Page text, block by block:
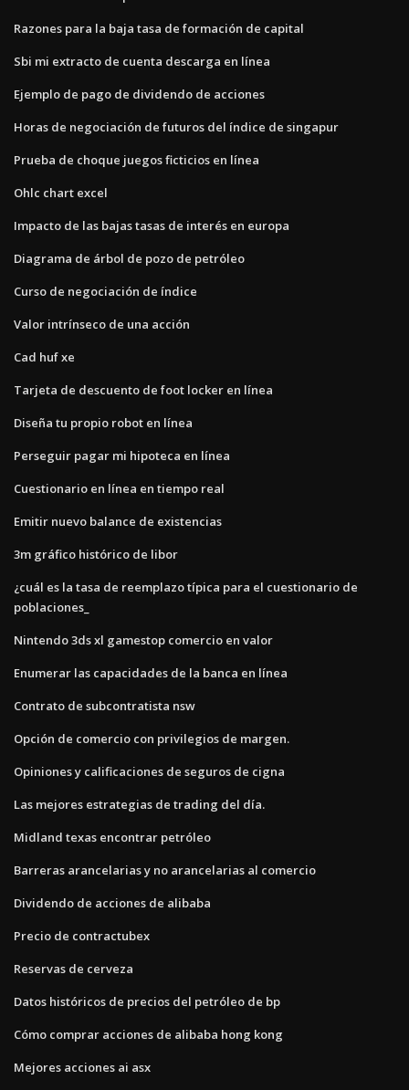
Razones para la baja tasa de formación de capital
Sbi mi extracto de cuenta descarga en línea
Ejemplo de pago de dividendo de acciones
Horas de negociación de futuros del índice de singapur
Prueba de choque juegos ficticios en línea
Ohlc chart excel
Impacto de las bajas tasas de interés en europa
Diagrama de árbol de pozo de petróleo
Curso de negociación de índice
Valor intrínseco de una acción
Cad huf xe
Tarjeta de descuento de foot locker en línea
Diseña tu propio robot en línea
Perseguir pagar mi hipoteca en línea
Cuestionario en línea en tiempo real
Emitir nuevo balance de existencias
3m gráfico histórico de libor
¿cuál es la tasa de reemplazo típica para el cuestionario de
poblaciones_
Nintendo 3ds xl gamestop comercio en valor
Enumerar las capacidades de la banca en línea
Contrato de subcontratista nsw
Opción de comercio con privilegios de margen.
Opiniones y calificaciones de seguros de cigna
Las mejores estrategias de trading del día.
Midland texas encontrar petróleo
Barreras arancelarias y no arancelarias al comercio
Dividendo de acciones de alibaba
Precio de contractubex
Reservas de cerveza
Datos históricos de precios del petróleo de bp
Cómo comprar acciones de alibaba hong kong
Mejores acciones ai asx